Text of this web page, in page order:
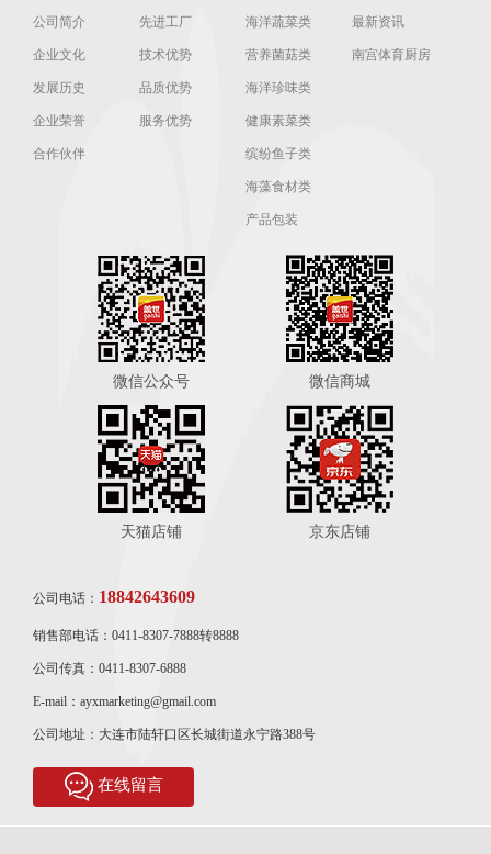
公司简介
企业文化
发展历史
企业荣誉
合作伙伴
先进工厂
技术优势
品质优势
服务优势
海洋蔬菜类
营养菌菇类
海洋珍味类
健康素菜类
缤纷鱼子类
海藻食材类
产品包装
最新资讯
南宫体育厨房
微信公众号 微信商城
天猫店铺 京东店铺
公司电话： 18842643609
销售部电话：0411-8307-7888转8888
公司传真：0411-8307-6888
E-mail：ayxmarketing@gmail.com
公司地址：大连市陆轩口区长城街道永宁路388号
在线留言